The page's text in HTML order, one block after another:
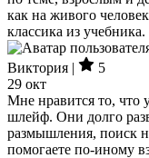
как на живого
классика из учебника.
Виктория |
5
29 окт
Мне нравится то, что
шлейф. Они долго
размышления, поиск
помогаете по-иному